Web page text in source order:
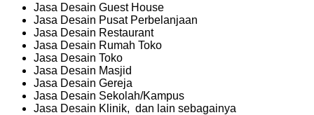
Jasa Desain Guest House
Jasa Desain Pusat Perbelanjaan
Jasa Desain Restaurant
Jasa Desain Rumah Toko
Jasa Desain Toko
Jasa Desain Masjid
Jasa Desain Gereja
Jasa Desain Sekolah/Kampus
Jasa Desain Klinik, dan lain sebagainya